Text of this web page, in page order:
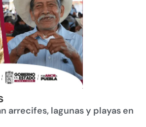
arrecifes, lagunas y playas en